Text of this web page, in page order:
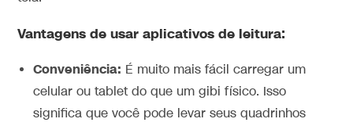
Vantagens de usar aplicativos de leitura:
Conveniência: É muito mais fácil carregar um
celular ou tablet do que um gibi físico. Isso
significa que você pode levar seus quadrinhos